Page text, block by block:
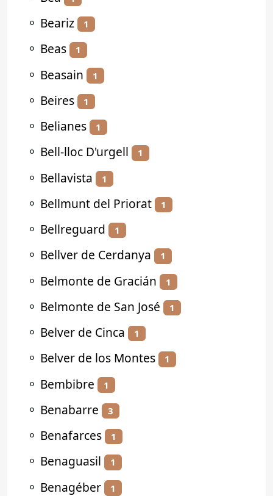
⚬ Beariz 1
⚬ Beas 1
⚬ Beasain 1
⚬ Beires 1
⚬ Belianes 1
⚬ Bell-lloc D'urgell 1
⚬ Bellavista 1
⚬ Bellmunt del Priorat 1
⚬ Bellreguard 1
⚬ Bellver de Cerdanya 1
⚬ Belmonte de Gracián 1
⚬ Belmonte de San José 1
⚬ Belver de Cinca 1
⚬ Belver de los Montes 1
⚬ Bembibre 1
⚬ Benabarre 3
⚬ Benafarces 1
⚬ Benaguasil 1
⚬ Benagéber 1